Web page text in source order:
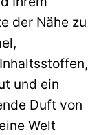
der Nähe zu
und ein
Duft von
Welt